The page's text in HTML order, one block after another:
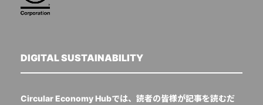
DIGITAL SUSTAINABILITY
Circular Economy Hubでは、読者の皆様が記事を読むだ